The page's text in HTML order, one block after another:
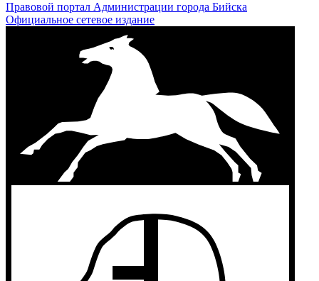
Правовой портал Администрации города Бийска
Официальное сетевое издание